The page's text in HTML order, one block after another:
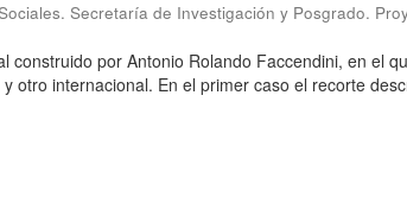
Secretaría de Investigación y Posgrado.
construido por Antonio Rolando Faccendini, en el
otro internacional. En el primer caso el recorte